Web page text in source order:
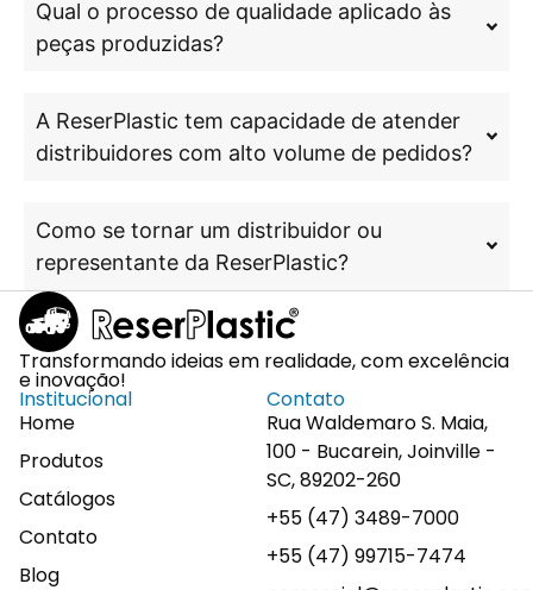
Qual o processo de qualidade aplicado às
peças produzidas?
A ReserPlastic tem capacidade de atender
distribuidores com alto volume de pedidos?
Como se tornar um distribuidor ou
representante da ReserPlastic?
Transformando ideias em realidade, com excelência
e inovação!
Institucional
Home
Produtos
Catálogos
Contato
Blog
Contato
Rua Waldemaro S. Maia,
100 - Bucarein, Joinville -
SC, 89202-260
+55 (47) 3489-7000
+55 (47) 99715-7474